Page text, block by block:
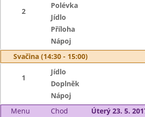
2
Polévka
Jídlo
Příloha
Nápoj
Svačina (14:30 - 15:00)
1
Jídlo
Doplněk
Nápoj
Menu
Chod Úterý 23. 5.